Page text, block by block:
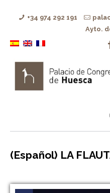
+34 974 292 191
Ayto.
(Español) LA